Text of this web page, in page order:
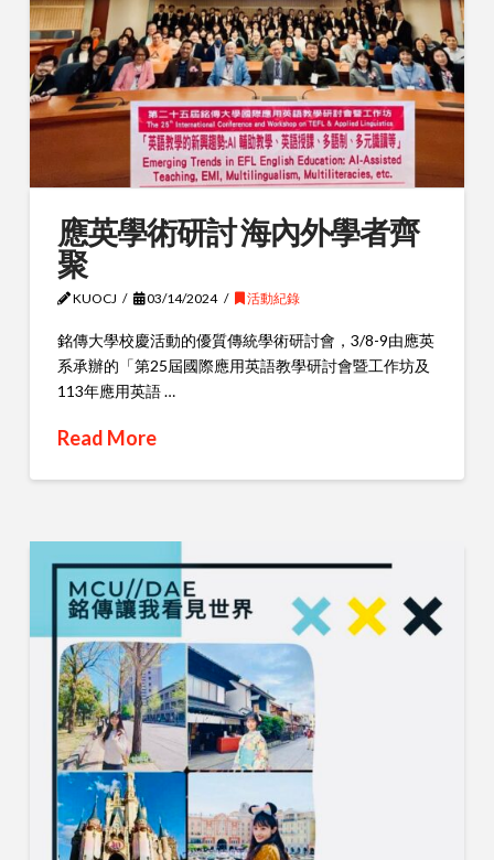
應英學術研討 海內外學者齊
聚
KUOCJ 03/14/2024 活動紀錄
銘傳大學校慶活動的優質傳統學術研討會，3/8-9由應英
系承辦的「第25屆國際應用英語教學研討會暨工作坊及
113年應用英語 …
Read More